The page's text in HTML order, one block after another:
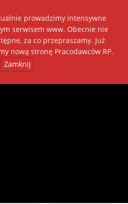
do nas
A A+ A++
prowadzimy intensywne
serwisem www. Obecnie nie
za co przepraszamy. Już
nową stronę Pracodawców RP.
Zamknij